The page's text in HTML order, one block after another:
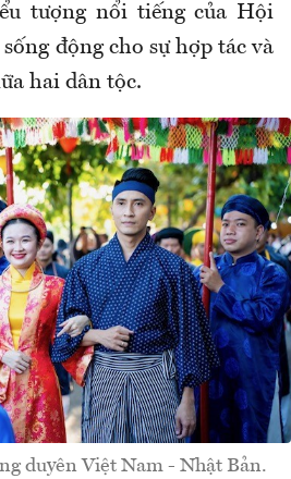
tượng nổi tiếng của Hội
động cho sự hợp tác và
hai dân tộc.
duyên Việt Nam - Nhật Bản.